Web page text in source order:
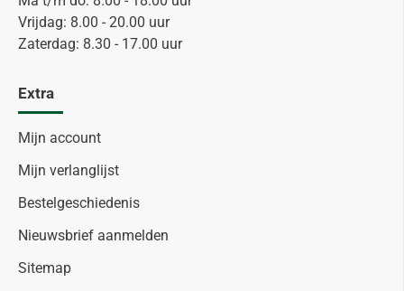
Vrijdag: 8.00 - 20.00 uur
Zaterdag: 8.30 - 17.00 uur
Extra
Mijn account
Mijn verlanglijst
Bestelgeschiedenis
Nieuwsbrief aanmelden
Sitemap